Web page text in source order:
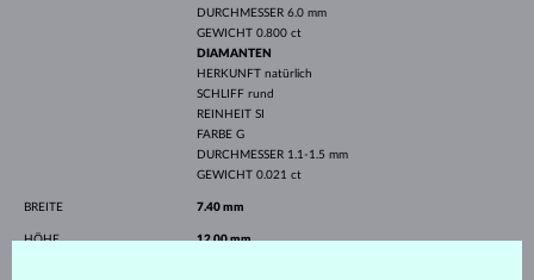
DURCHMESSER 6.0 mm
GEWICHT 0.800 ct
DIAMANTEN
HERKUNFT natürlich
SCHLIFF rund
REINHEIT SI
FARBE G
DURCHMESSER 1.1-1.5 mm
GEWICHT 0.021 ct
BREITE 7.40 mm
HÖHE 12.00 mm